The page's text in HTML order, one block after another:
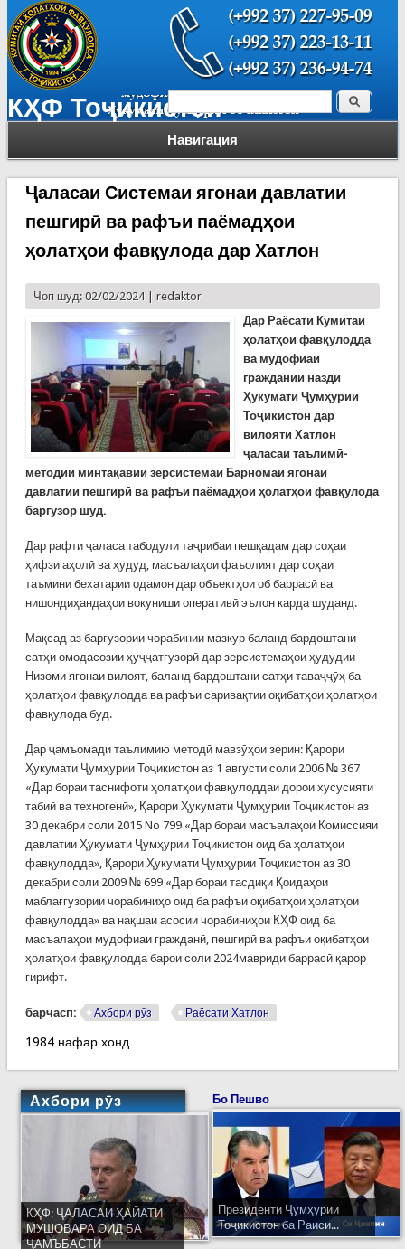
КҲФ Тоҷикистон
Навигация
Форма поиска Поиск
Ҷаласаи Системаи ягонаи давлатии
пешгирӣ ва рафъи паёмадҳои
ҳолатҳои фавқулода дар Хатлон
Чоп шуд: 02/02/2024 | redaktor
Дар Раёсати Кумитаи
ҳолатҳои фавқулодда
ва мудофиаи
граждании назди
Ҳукумати Ҷумҳурии
Тоҷикистон дар
вилояти Хатлон
ҷаласаи таълимӣ-
методии минтақавии зерсистемаи Барномаи ягонаи
давлатии пешгирӣ ва рафъи паёмадҳои ҳолатҳои фавқулода
баргузор шуд.
Дар рафти ҷаласа табодули таҷрибаи пешқадам дар соҳаи
ҳифзи аҳолӣ ва ҳудуд, масъалаҳои фаъолият дар соҳаи
таъмини бехатарии одамон дар объектҳои об баррасӣ ва
нишондиҳандаҳои вокуниши оперативӣ эълон карда шуданд.
Мақсад аз баргузории чорабинии мазкур баланд бардоштани
сатҳи омодасозии ҳуҷҷатгузорӣ дар зерсистемаҳои ҳудудии
Низоми ягонаи вилоят, баланд бардоштани сатҳи таваҷҷӯҳ ба
ҳолатҳои фавқулодда ва рафъи саривақтии оқибатҳои ҳолатҳои
фавқулода буд.
Дар ҷамъомади таълимию методӣ мавзӯҳои зерин: Қарори
Ҳукумати Ҷумҳурии Тоҷикистон аз 1 августи соли 2006 № 367
«Дар бораи таснифоти ҳолатҳои фавқулоддаи дорои хусусияти
табиӣ ва техногенӣ», Қарори Ҳукумати Ҷумҳурии Тоҷикистон аз
30 декабри соли 2015 No 799 «Дар бораи масъалаҳои Комиссияи
давлатии Ҳукумати Ҷумҳурии Тоҷикистон оид ба ҳолатҳои
фавқулодда», Қарори Ҳукумати Ҷумҳурии Тоҷикистон аз 30
декабри соли 2009 № 699 «Дар бораи тасдиқи Қоидаҳои
маблағгузории чорабиниҳо оид ба рафъи оқибатҳои ҳолатҳои
фавқулодда» ва нақшаи асосии чорабиниҳои КҲФ оид ба
масъалаҳои мудофиаи гражданӣ, пешгирӣ ва рафъи оқибатҳои
ҳолатҳои фавқулодда барои соли 2024мавриди баррасӣ қарор
гирифт.
барчасп: Ахбори рӯз Раёсати Хатлон
1984 нафар хонд
Ахбори рӯз
КҲФ: ҶАЛАСАИ ҲАЙАТИ
МУШОВАРА ОИД БА
ҶАМЪБАСТИ
Бо Пешво
Президенти Ҷумҳурии
Тоҷикистон ба Раиси...